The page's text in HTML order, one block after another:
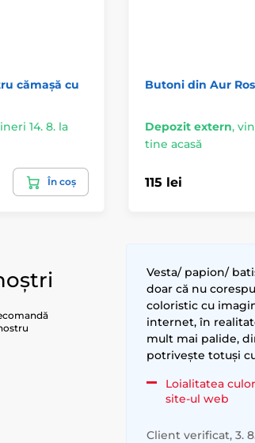
cămașă cu
14. 8. la
În coș
Butoni din Aur
Depozit extern,
tine acasă
115 lei
Vesta/ papion/
doar că nu
coloristic cu
internet, în
mult mai palide,
potrivește totuși
Loialitatea
site-ul web
Client verificat, 3.